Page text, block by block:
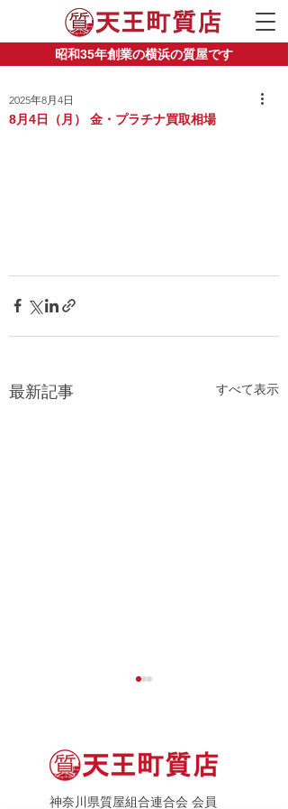
昭和35年創業の横浜の質屋です
8月4日（月） 金・プラチナ買取相場
2025年8月4日
最新記事 すべて表示
神奈川県質屋組合連合会 会員